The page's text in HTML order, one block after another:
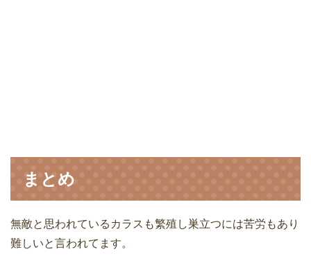
まとめ
無敵と思われているカラスも繁殖し巣立つには苦労もあり
難しいと言われてます。